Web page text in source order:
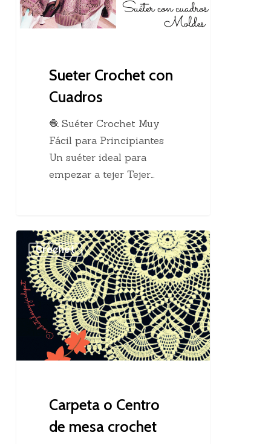
Sueter Crochet con
Cuadros
🧶 Suéter Crochet Muy
Fácil para Principiantes
Un suéter ideal para
empezar a tejer Tejer…
Carpeta
Centro
de
mesa
crochet
Crochet
Carpeta o Centro
de mesa crochet